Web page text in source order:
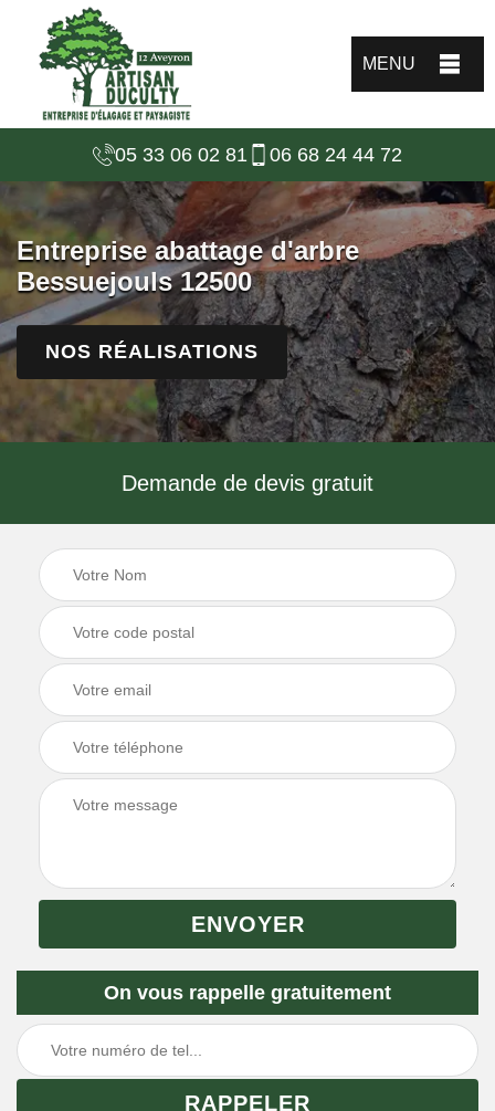
MENU
05 33 06 02 81 06 68 24 44 72
Entreprise abattage d'arbre
Bessuejouls 12500
NOS RÉALISATIONS
Demande de devis gratuit
On vous rappelle gratuitement